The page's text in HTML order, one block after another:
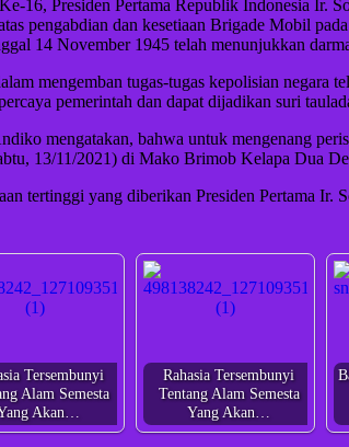
16, Presiden Pertama Republik Indonesia Ir.
pengabdian dan kesetiaan Brigade Mobil
14 November 1945 telah menunjukkan
mengemban tugas-tugas kepolisian negara
pemerintah dan dapat dijadikan suri
mengatakan, bahwa untuk mengenang
13/11/2021) di Mako Brimob Kelapa Dua
tertinggi yang diberikan Presiden Pertama Ir.
Tersembunyi
Alam Semesta
Akan…
Rahasia Tersembunyi
Tentang Alam Semesta
Yang Akan…